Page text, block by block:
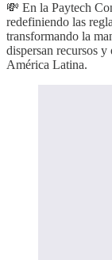
💸 En la Paytech
redefiniendo las
transformando la
dispersan recursos
América Latina.